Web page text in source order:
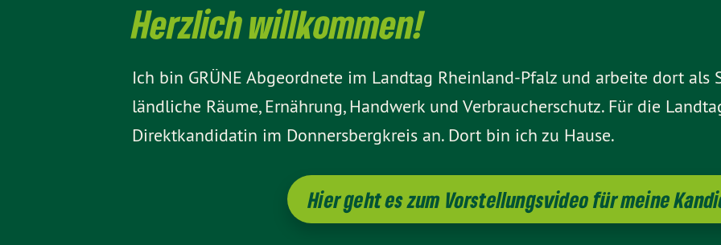
Herzlich willkommen!
Ich bin GRÜNE Abgeordnete im Landtag Rheinland-Pfalz und arbeite dort als
ländliche Räume, Ernährung, Handwerk und Verbraucherschutz. Für die
Direktkandidatin im Donnersbergkreis an. Dort bin ich zu Hause.
Hier geht es zum Vorstellungsvideo für meine